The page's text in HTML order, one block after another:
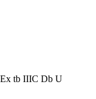
tb IIIC Db U